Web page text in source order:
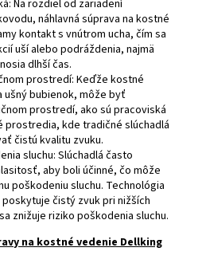
Na rozdiel od zariadení
náhlavná súprava na kostné
kontakt s vnútrom ucha, čím sa
uší alebo podráždenia, najmä
dlhší čas.
prostredí: Keďže kostné
ušný bubienok, môže byť
prostredí, ako sú pracoviská
prostredia, kde tradičné slúchadlá
čistú kvalitu zvuku.
sluchu: Slúchadlá často
aby boli účinné, čo môže
poškodeniu sluchu. Technológia
čistý zvuk pri nižších
znižuje riziko poškodenia sluchu.
na kostné vedenie Dellking